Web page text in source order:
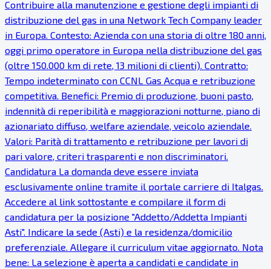
Contribuire alla manutenzione e gestione degli impianti di
distribuzione del gas in una Network Tech Company leader
in Europa. Contesto: Azienda con una storia di oltre 180 anni,
oggi primo operatore in Europa nella distribuzione del gas
(oltre 150.000 km di rete, 13 milioni di clienti). Contratto:
Tempo indeterminato con CCNL Gas Acqua e retribuzione
competitiva. Benefici: Premio di produzione, buoni pasto,
indennità di reperibilità e maggiorazioni notturne, piano di
azionariato diffuso, welfare aziendale, veicolo aziendale.
Valori: Parità di trattamento e retribuzione per lavori di
pari valore, criteri trasparenti e non discriminatori.
Candidatura La domanda deve essere inviata
esclusivamente online tramite il portale carriere di Italgas.
Accedere al link sottostante e compilare il form di
candidatura per la posizione "Addetto/Addetta Impianti
Asti". Indicare la sede (Asti) e la residenza/domicilio
preferenziale. Allegare il curriculum vitae aggiornato. Nota
bene: La selezione è aperta a candidati e candidate in